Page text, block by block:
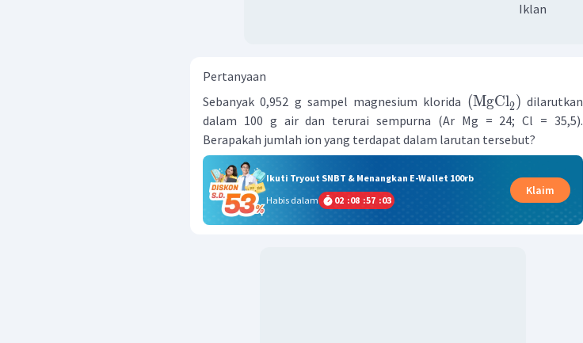
Iklan
Pertanyaan
Sebanyak 0,952 g sampel magnesium klorida (MgCl2 ) dilarutkan
dalam 100 g air dan terurai sempurna (Ar Mg = 24; Cl = 35,5).
Berapakah jumlah ion yang terdapat dalam larutan tersebut?
Ikuti Tryout SNBT & Menangkan E-Wallet 100rb
Habis dalam
02 :08 :57 :03
Klaim